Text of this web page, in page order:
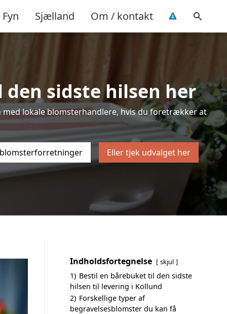
Fyn Sjælland Om / kontakt
sidste hilsen her
lokale blomsterhandlere, hvis du foretrækker at
Eller tjek udvalget her
Indholdsfortegnelse skjul
1) Bestil en bårebuket til den sidste
hilsen til levering i Kollund
2) Forskellige typer af
begravelsesblomster du kan få